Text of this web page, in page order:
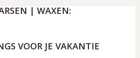
| WAXEN:
VOOR JE VAKANTIE